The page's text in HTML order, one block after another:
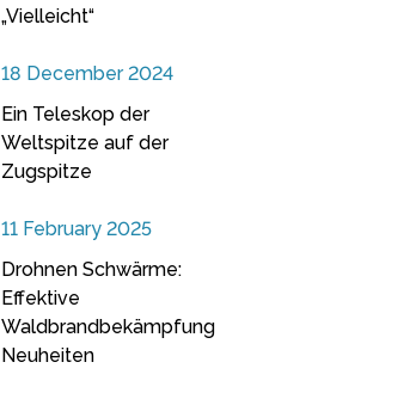
„Vielleicht“
18 December 2024
Ein Teleskop der
Weltspitze auf der
Zugspitze
11 February 2025
Drohnen Schwärme:
Effektive
Waldbrandbekämpfung
Neuheiten